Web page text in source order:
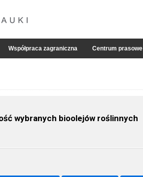
Współpraca zagraniczna Centrum prasowe
wybranych bioolejów roślinnych